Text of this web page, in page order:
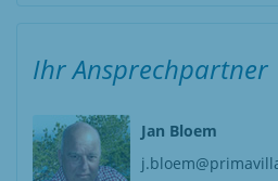
Ihr Ansprechpartner
Jan Bloem